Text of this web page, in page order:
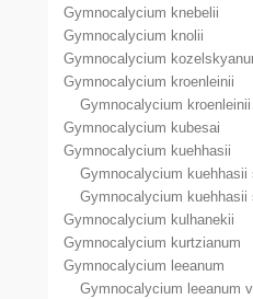
Gymnocalycium knebelii
Gymnocalycium knolii
Gymnocalycium
Gymnocalycium kroenleinii
Gymnocalycium
Gymnocalycium kubesai
Gymnocalycium kuehhasii
Gymnocalycium kuehhasii
Gymnocalycium kuehhasii
Gymnocalycium kulhanekii
Gymnocalycium kurtzianum
Gymnocalycium leeanum
Gymnocalycium leeanum